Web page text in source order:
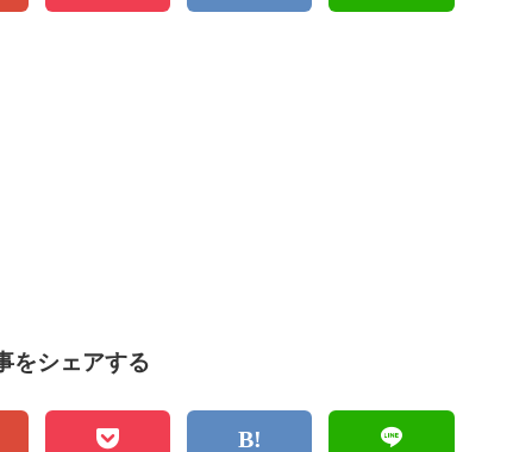
をシェアする